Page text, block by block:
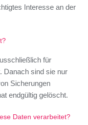
Interesse an der
für
Danach sind sie nur
Sicherungen
endgültig gelöscht.
Daten verarbeitet?